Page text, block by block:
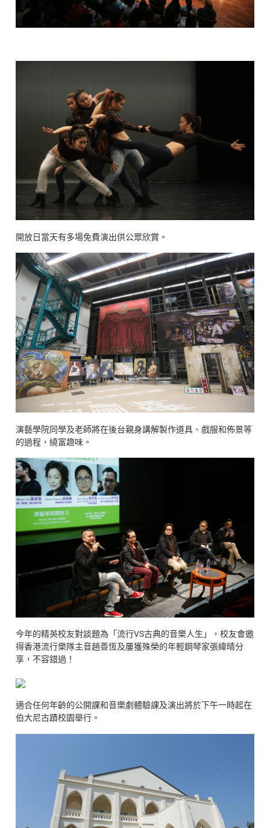
開放日當天有多場免費演出供公眾欣賞。
演藝學院同學及老師將在後台親身講解製作道具、戲服和佈景等
的過程，繞富趣味。
今年的精英校友對談題為「流行VS古典的音樂人生」，校友會邀
得香港流行樂隊主音趙善恆及屢獲殊榮的年輕鋼琴家張緯晴分
享，不容錯過！
適合任何年齡的公開課和音樂劇體驗課及演出將於下午一時起在
伯大尼古蹟校園舉行。